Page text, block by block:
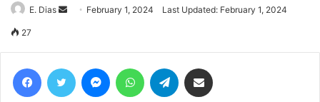
E. Dias
SendFebruary 1, 2024 Last Updated: February 1, 2024
27